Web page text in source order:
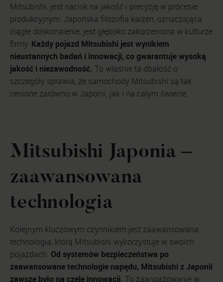
Mitsubishi, jest nacisk na jakość i precyzję w procesie
produkcyjnym. Japońska filozofia kaizen, oznaczająca
ciągłe doskonalenie, jest głęboko zakorzeniona w kulturze
firmy. Każdy pojazd Mitsubishi jest wynikiem
nieustannych badań i innowacji, co gwarantuje wysoką
jakość i niezawodność. To właśnie ta dbałość o
szczegóły sprawia, że samochody Mitsubishi są tak
cenione zarówno w Japonii, jak i na całym świecie.
Mitsubishi Japonia –
zaawansowana
technologia
Kolejnym kluczowym czynnikiem jest zaawansowana
technologia, którą Mitsubishi wykorzystuje w swoich
pojazdach. Od systemów bezpieczeństwa po
zaawansowane technologie napędu, Mitsubishi z Japonii
zawsze było na czele innowacji. To zaangażowanie w